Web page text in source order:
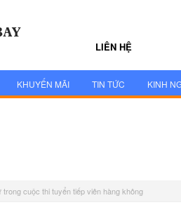
LIÊN HỆ
KHUYẾN MÃI TIN TỨC KINH
trong cuộc thi tuyển tiếp viên hàng không